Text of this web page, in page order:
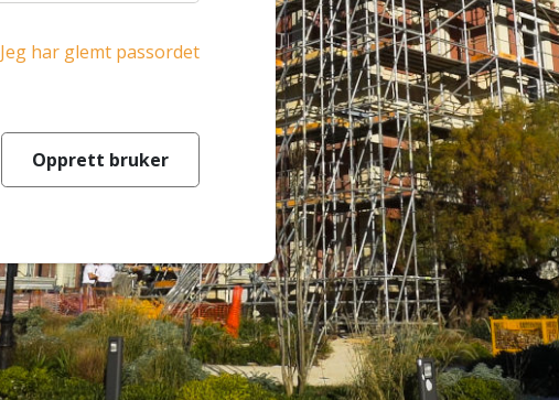
Jeg har glemt passordet
Opprett bruker